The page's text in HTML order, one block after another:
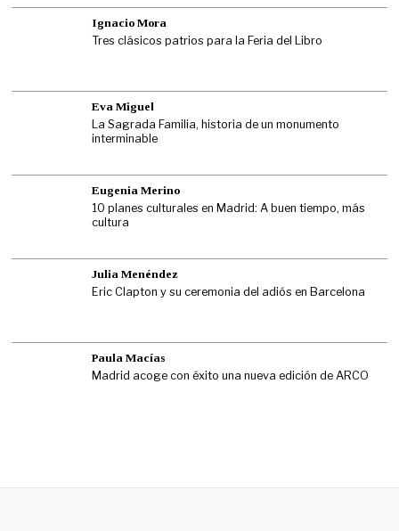
Ignacio Mora
Tres clásicos patrios para la Feria del Libro
Eva Miguel
La Sagrada Familia, historia de un monumento
interminable
Eugenia Merino
10 planes culturales en Madrid: A buen tiempo, más
cultura
Julia Menéndez
Eric Clapton y su ceremonia del adiós en Barcelona
Paula Macías
Madrid acoge con éxito una nueva edición de ARCO